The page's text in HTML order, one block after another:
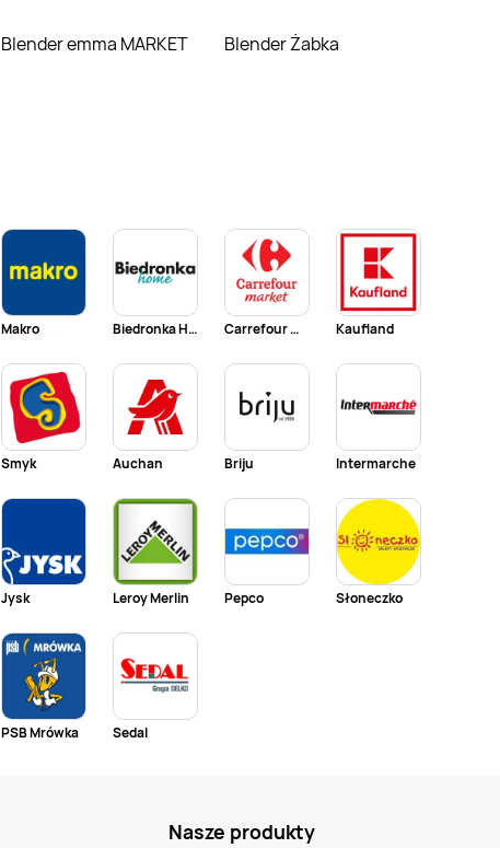
Blender emma MARKET Blender Żabka
Makro Biedronka Home Carrefour Market Kaufland
Smyk Auchan Briju Intermarche
Jysk Leroy Merlin Pepco Słoneczko
PSB Mrówka Sedal
Nasze produkty